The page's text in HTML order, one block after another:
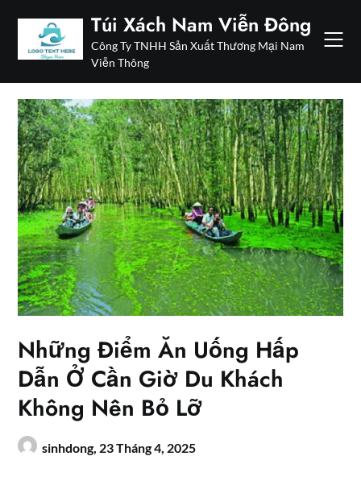
content
Túi Xách Nam Viễn Đông
Công Ty TNHH Sản Xuất Thương Mại Nam
Viễn Thông
Những Điểm Ăn Uống Hấp
Dẫn Ở Cần Giờ Du Khách
Không Nên Bỏ Lỡ
sinhdong, 23 Tháng 4, 2025